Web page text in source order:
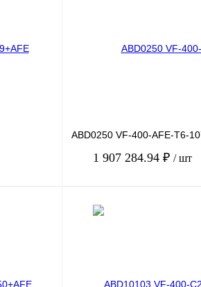
ABD0250 VF-400-AFE-T6-
1 907 284.94 ₽ / шт